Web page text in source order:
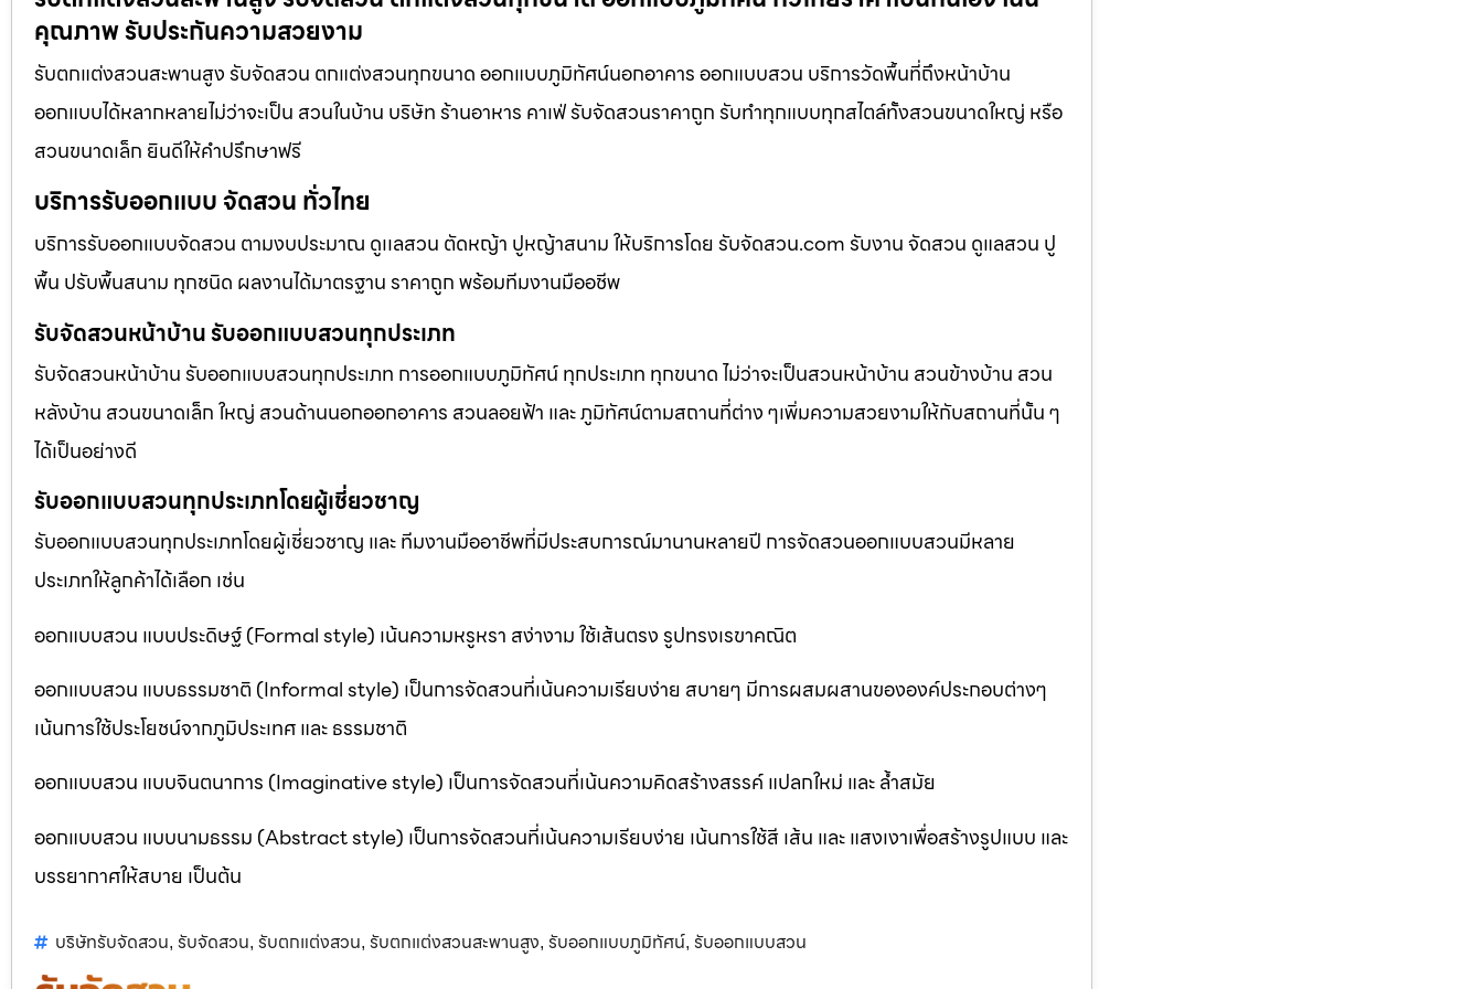
คุณภาพ รับประกันความสวยงาม
รับตกแต่งสวนสะพานสูง รับจัดสวน ตกแต่งสวนทุกขนาด ออกแบบภูมิทัศน์นอกอาคาร ออกแบบสวน บริการวัดพื้นที่ถึงหน้าบ้าน
ออกแบบได้หลากหลายไม่ว่าจะเป็น สวนในบ้าน บริษัท ร้านอาหาร คาเฟ่ รับจัดสวนราคาถูก รับทำทุกแบบทุกสไตล์ทั้งสวนขนาดใหญ่ หรือ
สวนขนาดเล็ก ยินดีให้คำปรึกษาฟรี
บริการรับออกแบบ จัดสวน ทั่วไทย
บริการรับออกแบบจัดสวน ตามงบประมาณ ดูเเลสวน ตัดหญ้า ปูหญ้าสนาม ให้บริการโดย รับจัดสวน.com รับงาน จัดสวน ดูแลสวน ปู
พื้น ปรับพื้นสนาม ทุกชนิด ผลงานได้มาตรฐาน ราคาถูก พร้อมทีมงานมืออชีพ
รับจัดสวนหน้าบ้าน รับออกแบบสวนทุกประเภท
รับจัดสวนหน้าบ้าน รับออกแบบสวนทุกประเภท การออกแบบภูมิทัศน์ ทุกประเภท ทุกขนาด ไม่ว่าจะเป็นสวนหน้าบ้าน สวนข้างบ้าน สวน
หลังบ้าน สวนขนาดเล็ก ใหญ่ สวนด้านนอกออกอาคาร สวนลอยฟ้า และ ภูมิทัศน์ตามสถานที่ต่าง ๆเพิ่มความสวยงามให้กับสถานที่นั้น ๆ
ได้เป็นอย่างดี
รับออกแบบสวนทุกประเภทโดยผู้เชี่ยวชาญ
รับออกแบบสวนทุกประเภทโดยผู้เชี่ยวชาญ และ ทีมงานมืออาชีพที่มีประสบการณ์มานานหลายปี การจัดสวนออกแบบสวนมีหลาย
ประเภทให้ลูกค้าได้เลือก เช่น
ออกแบบสวน แบบประดิษฐ์ (Formal style) เน้นความหรูหรา สง่างาม ใช้เส้นตรง รูปทรงเรขาคณิต
ออกแบบสวน แบบธรรมชาติ (Informal style) เป็นการจัดสวนที่เน้นความเรียบง่าย สบายๆ มีการผสมผสานขององค์ประกอบต่างๆ
เน้นการใช้ประโยชน์จากภูมิประเทศ และ ธรรมชาติ
ออกแบบสวน แบบจินตนาการ (Imaginative style) เป็นการจัดสวนที่เน้นความคิดสร้างสรรค์ แปลกใหม่ และ ล้ำสมัย
ออกแบบสวน แบบนามธรรม (Abstract style) เป็นการจัดสวนที่เน้นความเรียบง่าย เน้นการใช้สี เส้น และ แสงเงาเพื่อสร้างรูปแบบ และ
บรรยากาศให้สบาย เป็นต้น
บริษัทรับจัดสวน, รับจัดสวน, รับตกแต่งสวน, รับตกแต่งสวนสะพานสูง, รับออกแบบภูมิทัศน์, รับออกแบบสวน